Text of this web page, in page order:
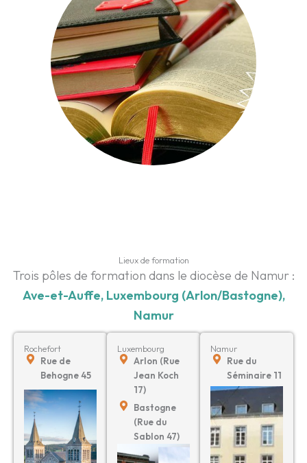
Lieux de formation
Trois pôles de formation dans le diocèse de Namur :
Ave-et-Auffe, Luxembourg (Arlon/Bastogne),
Namur
Rochefort
Rue de
Behogne 45
Luxembourg
Arlon (Rue
Jean Koch
17)
Bastogne
(Rue du
Sablon 47)
Namur
Rue du
Séminaire 11